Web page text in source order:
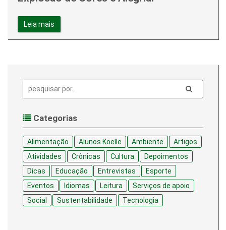
Leia mais
Pesquisa:
Categorias
Alimentação Alunos Koelle Ambiente
Artigos
Atividades
Crônicas Cultura
Depoimentos
Dicas
Educação Entrevistas
Esporte
Eventos
Idiomas Leitura
Serviços de apoio
Social
Sustentabilidade Tecnologia